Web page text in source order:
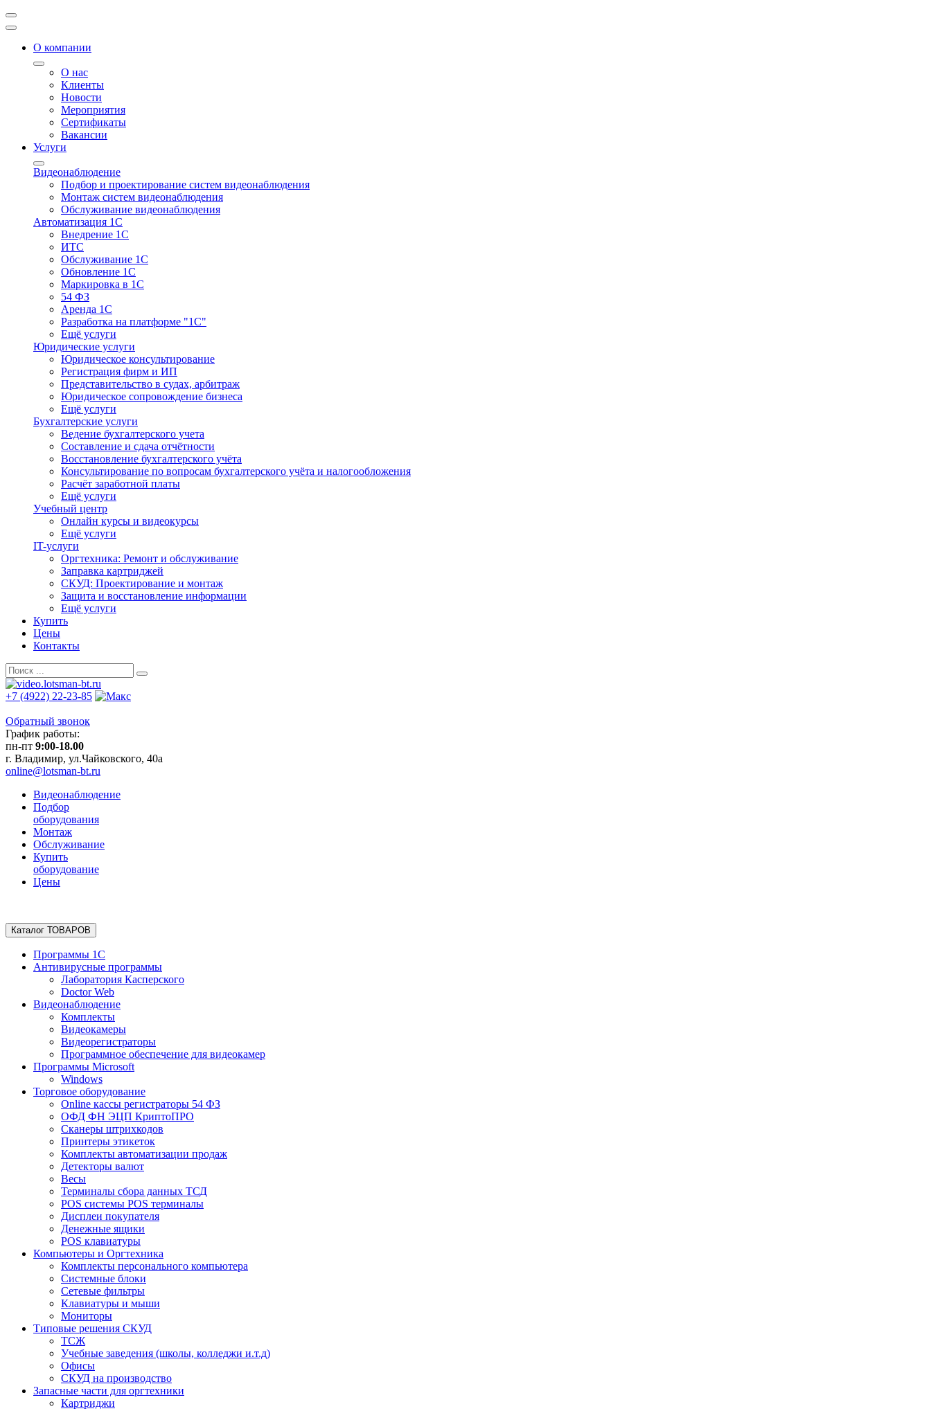
О компании
О нас
Клиенты
Новости
Мероприятия
Сертификаты
Вакансии
Услуги
Видеонаблюдение
Подбор и проектирование систем видеонаблюдения
Монтаж систем видеонаблюдения
Обслуживание видеонаблюдения
Автоматизация 1С
Внедрение 1С
ИТС
Обслуживание 1С
Обновление 1С
Маркировка в 1С
54 ФЗ
Аренда 1С
Разработка на платформе "1С"
Ещё услуги
Юридические услуги
Юридическое консультирование
Регистрация фирм и ИП
Представительство в судах, арбитраж
Юридическое сопровождение бизнеса
Ещё услуги
Бухгалтерские услуги
Ведение бухгалтерского учета
Составление и сдача отчётности
Восстановление бухгалтерского учёта
Консультирование по вопросам бухгалтерского учёта и налогообложения
Расчёт заработной платы
Ещё услуги
Учебный центр
Онлайн курсы и видеокурсы
Ещё услуги
IT-услуги
Оргтехника: Ремонт и обслуживание
Заправка картриджей
СКУД: Проектирование и монтаж
Защита и восстановление информации
Ещё услуги
Купить
Цены
Контакты
+7 (4922) 22-23-85
Обратный звонок
График работы:
пн-пт 9:00-18.00
г. Владимир, ул.Чайковского, 40а
online@lotsman-bt.ru
Видеонаблюдение
Подбор
оборудования
Монтаж
Обслуживание
Купить
оборудование
Цены
Каталог ТОВАРОВ
Программы 1С
Антивирусные программы
Лаборатория Касперского
Doctor Web
Видеонаблюдение
Комплекты
Видеокамеры
Видеорегистраторы
Программное обеспечение для видеокамер
Программы Microsoft
Windows
Торговое оборудование
Online кассы регистраторы 54 ФЗ
ОФД ФН ЭЦП КриптоПРО
Сканеры штрихкодов
Принтеры этикеток
Комплекты автоматизации продаж
Детекторы валют
Весы
Терминалы сбора данных ТСД
POS системы POS терминалы
Дисплеи покупателя
Денежные ящики
POS клавиатуры
Компьютеры и Оргтехника
Комплекты персонального компьютера
Системные блоки
Сетевые фильтры
Клавиатуры и мыши
Мониторы
Типовые решения СКУД
ТСЖ
Учебные заведения (школы, колледжи и.т.д)
Офисы
СКУД на производство
Запасные части для оргтехники
Картриджи